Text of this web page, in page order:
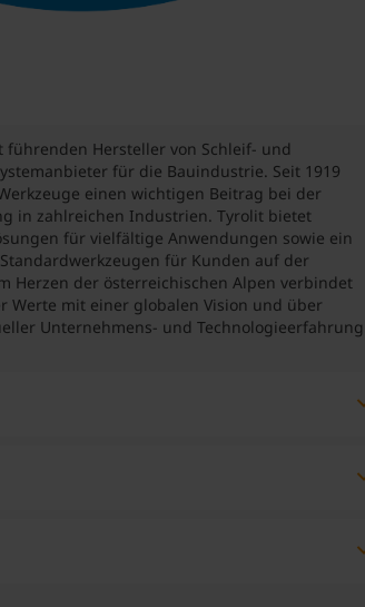
Hersteller von Schleif- und
für die Bauindustrie. Seit 1919
einen wichtigen Beitrag bei der
in zahlreichen Industrien. Tyrolit bietet
für vielfältige Anwendungen sowie ein
für Kunden auf der
Herzen der österreichischen Alpen verbindet
Werte mit einer globalen Vision und über
Unternehmens- und
bereit, viel zu investieren. Bei Tyrolit
und verlässlichen Arbeitsstil.